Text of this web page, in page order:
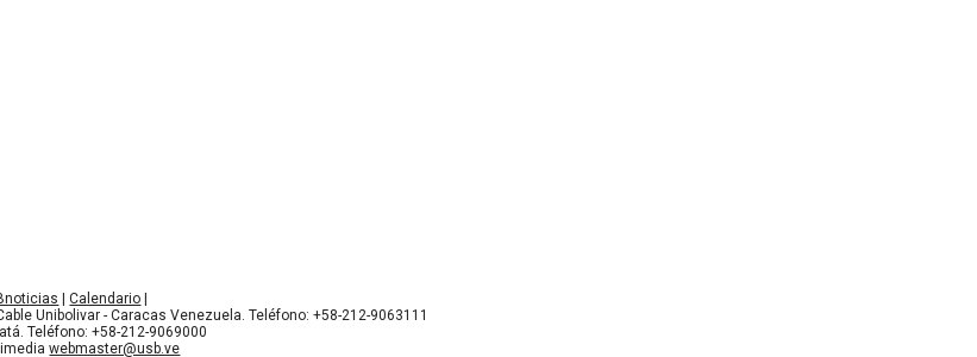
| Calendario
Unibolivar - Caracas Venezuela. Teléfono: +58-212-9063111
Teléfono: +58-212-9069000
webmaster@usb.ve